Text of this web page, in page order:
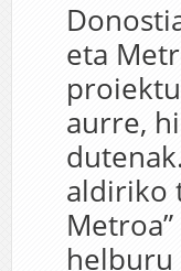
eta
aurre,
aldiriko
helburu